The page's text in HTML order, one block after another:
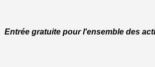
Entrée gratuite pour l'ensemble des